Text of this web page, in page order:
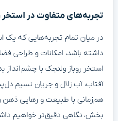
تجربه‌های متفاوت در استخر
در میان تمام تجربه‌هایی که یک
داشته باشد، امکانات و طراحی
استخر روباز ولنجک با چشم‌انداز
آفتاب، آب زلال و جریان نسیم
هم‌زمانی با طبیعت و رهایی ذهن
بخش، نگاهی دقیق‌تر خواهیم